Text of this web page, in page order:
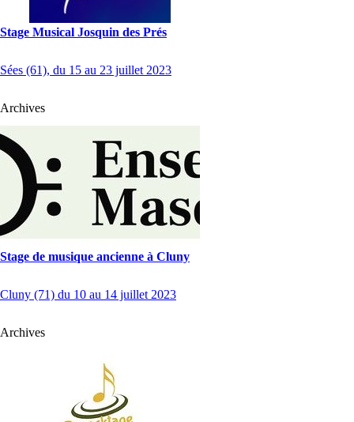
Stage Musical Josquin des Prés
Sées (61), du 15 au 23 juillet 2023
Archives
Stage de musique ancienne à Cluny
Cluny (71) du 10 au 14 juillet 2023
Archives